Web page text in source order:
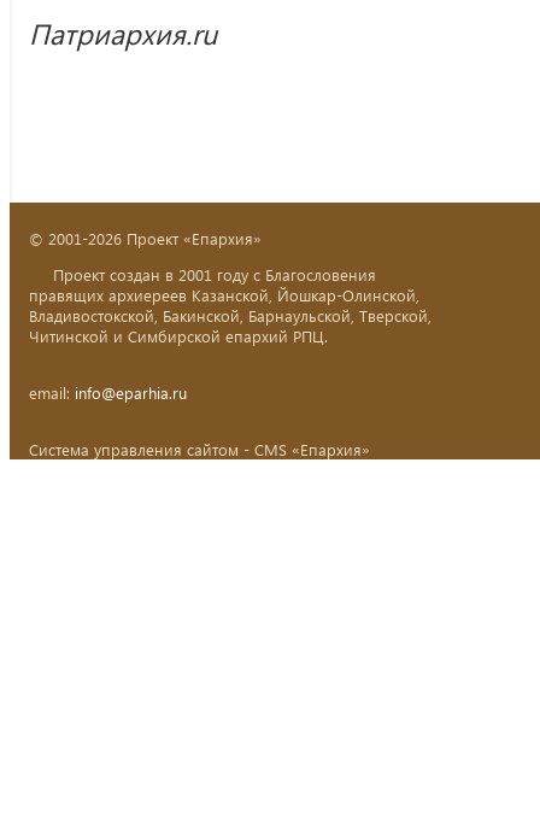
Патриархия.ru
© 2001-2026 Проект «Епархия»
Проект создан в 2001 году с Благословения
правящих архиереев Казанской, Йошкар-Олинской,
Владивостокской, Бакинской, Барнаульской, Тверской,
Читинской и Симбирской епархий РПЦ.
email: info@eparhia.ru
Система управления сайтом - CMS «Епархия»